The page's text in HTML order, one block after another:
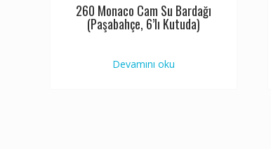
260 Monaco Cam Su Bardağı
(Paşabahçe, 6’lı Kutuda)
Devamını oku